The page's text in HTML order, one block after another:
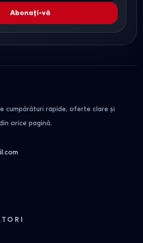
Abonați-vă
cumpărături rapide, oferte clare și
orice pagină.